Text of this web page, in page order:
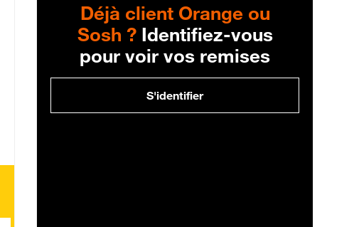
Déjà client Orange ou
Sosh ?Identifiez-vous
pour voir vos remises
S'identifier